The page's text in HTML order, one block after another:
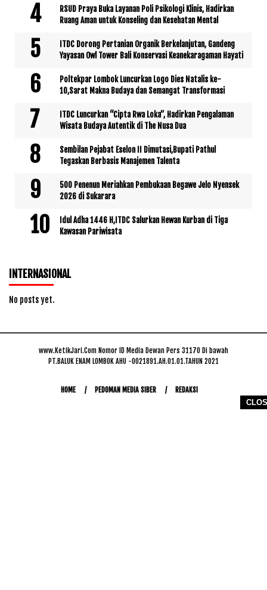
RSUD Praya Buka Layanan Poli Psikologi Klinis, Hadirkan
Ruang Aman untuk Konseling dan Kesehatan Mental
ITDC Dorong Pertanian Organik Berkelanjutan, Gandeng
Yayasan Owl Tower Bali Konservasi Keanekaragaman Hayati
Poltekpar Lombok Luncurkan Logo Dies Natalis ke-
10,Sarat Makna Budaya dan Semangat Transformasi
ITDC Luncurkan “Cipta Rwa Loka”, Hadirkan Pengalaman
Wisata Budaya Autentik di The Nusa Dua
Sembilan Pejabat Eselon II Dimutasi,Bupati Pathul
Tegaskan Berbasis Manajemen Talenta
500 Penenun Meriahkan Pembukaan Begawe Jelo Nyensek
2026 di Sukarara
Idul Adha 1446 H,ITDC Salurkan Hewan Kurban di Tiga
Kawasan Pariwisata
INTERNASIONAL
No posts yet.
www.KetikJari.Com Nomor ID Media Dewan Pers 31170 Di bawah
PT.BALUK ENAM LOMBOK AHU -0021891.AH.01.01.TAHUN 2021
HOME PEDOMAN MEDIA SIBER REDAKSI